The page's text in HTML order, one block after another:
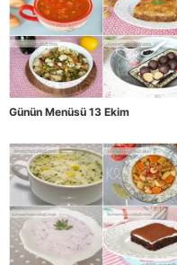
Günün Menüsü 13 Ekim